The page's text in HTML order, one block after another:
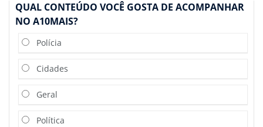
QUAL CONTEÚDO VOCÊ GOSTA DE ACOMPANHAR
NO A10MAIS?
Polícia
Cidades
Geral
Política